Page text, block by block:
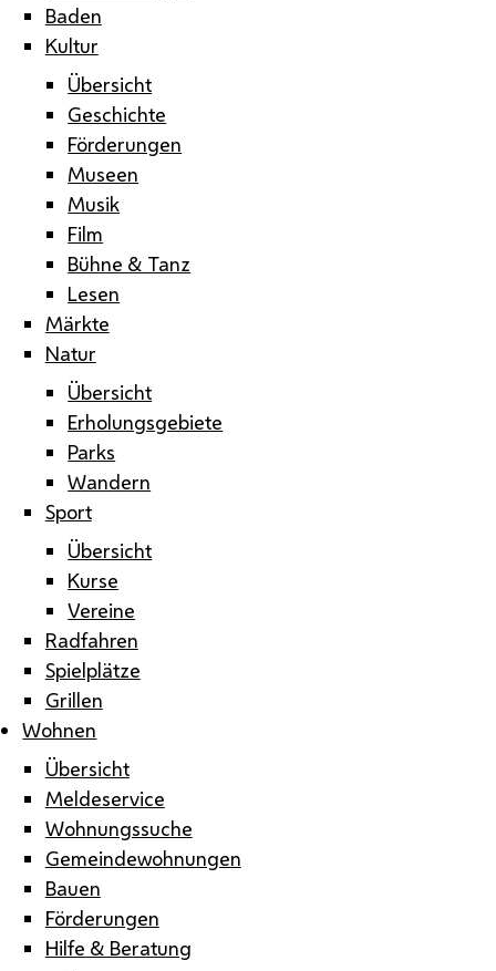
Baden
Kultur
Übersicht
Geschichte
Förderungen
Museen
Musik
Film
Bühne & Tanz
Lesen
Märkte
Natur
Übersicht
Erholungsgebiete
Parks
Wandern
Sport
Übersicht
Kurse
Vereine
Radfahren
Spielplätze
Grillen
Wohnen
Übersicht
Meldeservice
Wohnungssuche
Gemeindewohnungen
Bauen
Förderungen
Hilfe & Beratung